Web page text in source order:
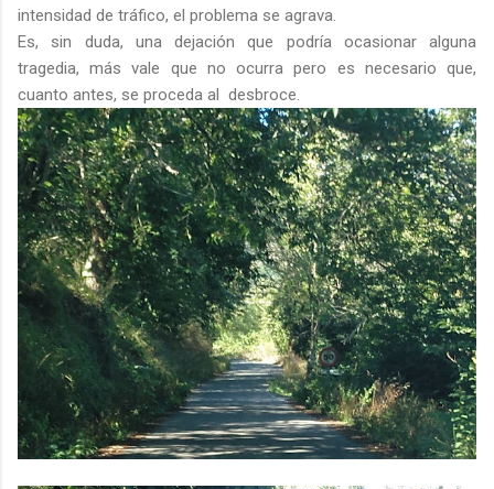
intensidad de tráfico, el problema se agrava.
Es, sin duda, una dejación que podría ocasionar alguna
tragedia, más vale que no ocurra pero es necesario que,
cuanto antes, se proceda al desbroce.